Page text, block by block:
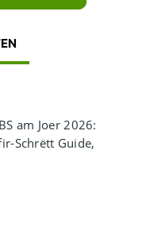
am Joer 2026:
Schrëtt Guide,
&